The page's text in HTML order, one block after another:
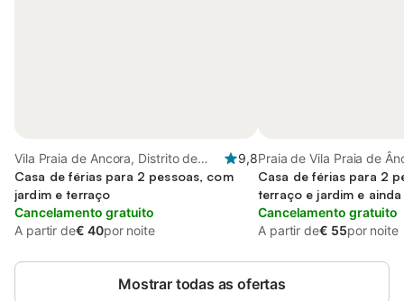
Vila Praia de Ancora, Distrito de
Viana do Castelo
9,8
Casa de férias para 2 pessoas, com
jardim e terraço
Cancelamento gratuito
A partir de€ 40por noite
Praia de Vila Praia de
Praia de Ancora
Casa de férias para 2
terraço e jardim e
Cancelamento gratuito
A partir de€ 55por noite
Mostrar todas as ofertas